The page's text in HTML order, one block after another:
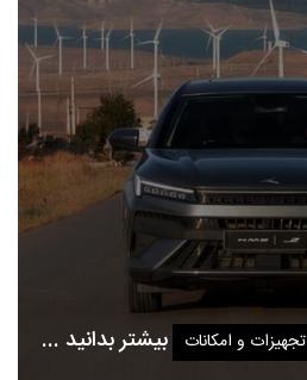
تجهیزات و امکانات بیشتر بدانید ...